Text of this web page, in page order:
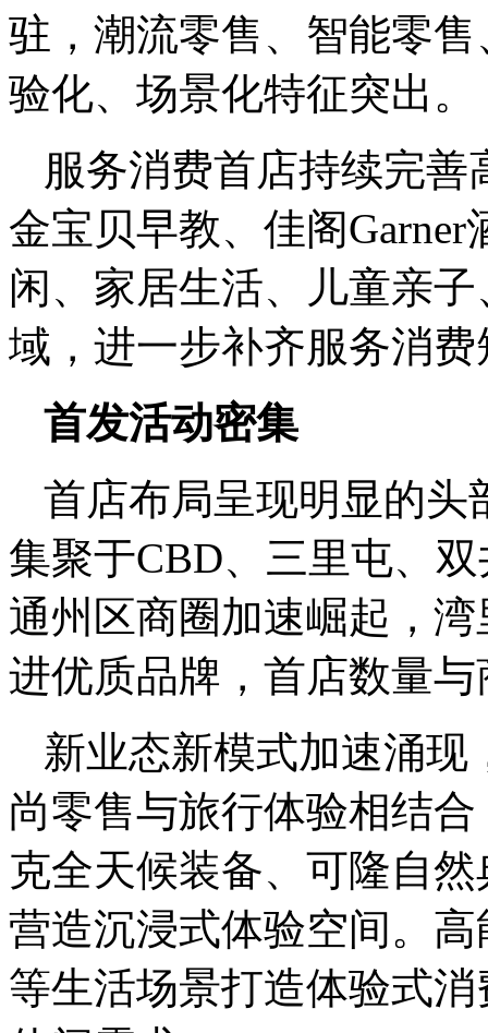
驻，潮流零售、智能零
验化、场景化特征突出。
服务消费首店持续完
金宝贝早教、佳阁
闲、家居生活、儿童亲
域，进一步补齐服务消
首发活动密集
首店布局呈现明显的头
集聚于CBD、三里屯、
通州区商圈加速崛起，
进优质品牌，首店数量
新业态新模式加速涌现
尚零售与旅行体验相结
克全天候装备、可隆自
营造沉浸式体验空间。
等生活场景打造体验式